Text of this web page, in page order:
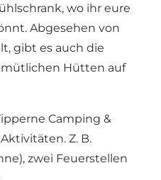
wo ihr eure
Abgesehen von
gibt es auch die
Hütten auf
Camping &
Z. B.
zwei Feuerstellen